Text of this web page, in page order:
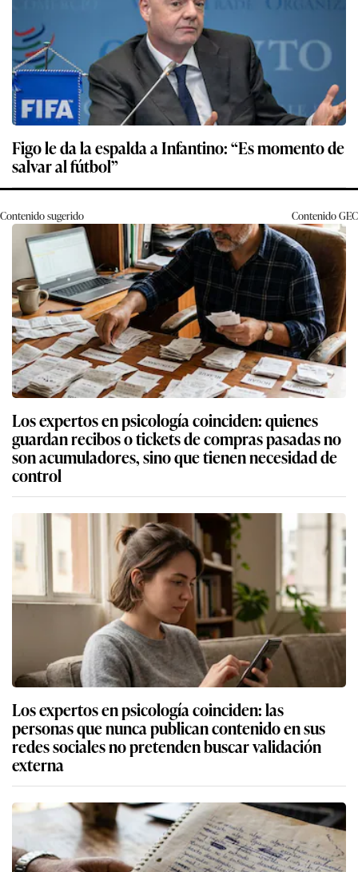
Figo le da la espalda a Infantino: “Es momento de
salvar al fútbol”
Contenido sugerido ContenidoGEC
Los expertos en psicología coinciden: quienes
guardan recibos o tickets de compras pasadas no
son acumuladores, sino que tienen necesidad de
control
Los expertos en psicología coinciden: las
personas que nunca publican contenido en sus
redes sociales no pretenden buscar validación
externa